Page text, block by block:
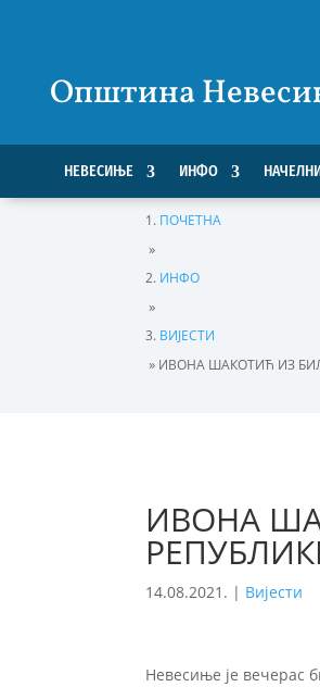
Општина
НЕВЕСИЊЕ ИНФО
ПОЧЕТНА
»
ИНФО
»
ВИЈЕСТИ
» ИВОНА ШАКОТИЋ ИЗ
ИВОНА
14.08.2021. | Вијести
Невесиње је вечерас